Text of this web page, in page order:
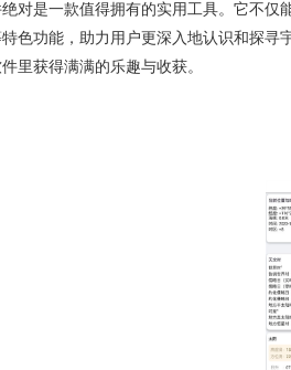
对是一款值得拥有的实用工具。它不仅
色功能，助力用户更深入地认识和探寻
里获得满满的乐趣与收获。